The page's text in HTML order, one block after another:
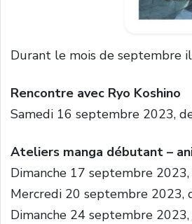
Durant le mois de septembre
Rencontre avec Ryo Koshino
Samedi 16 septembre 2023,
Ateliers manga débutant –
Dimanche 17 septembre
Mercredi 20 septembre 2023,
Dimanche 24 septembre